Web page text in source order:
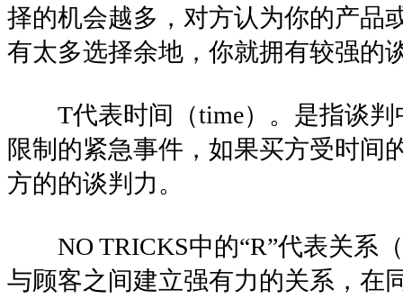
择的机会越多，对方认为你的产品
有太多选择余地，你就拥有较强的
T代表时间（time）。是指谈判
限制的紧急事件，如果买方受时间
方的的谈判力。
NO TRICKS中的“R”代表关系（
与顾客之间建立强有力的关系，在